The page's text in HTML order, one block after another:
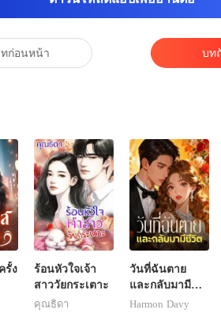
ก่อนหน้า บท
รั้ง
ร้อนหัวใจเจ้า
สาววัยกระเตาะ
คุณธิดา
วันที่ฉันตาย
และกลับมามี
ชีวิต
Harmon Davy